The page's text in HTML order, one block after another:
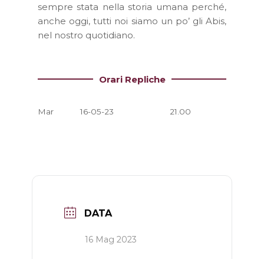
sempre stata nella storia umana perché,
anche oggi, tutti noi siamo un po’ gli Abis,
nel nostro quotidiano.
Orari Repliche
Mar 16-05-23 21.00
DATA
16 Mag 2023